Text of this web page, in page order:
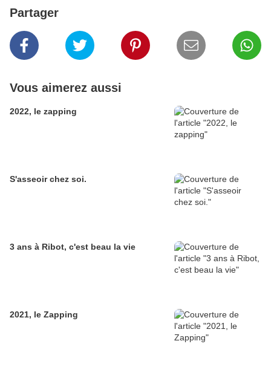
Partager
Vous aimerez aussi
2022, le zapping
S'asseoir chez soi.
3 ans à Ribot, c'est beau la vie
2021, le Zapping